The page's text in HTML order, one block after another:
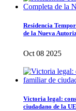
Residencia
de la Nueva
Oct 08 2025
Victoria legal:
ciudadano de la UE